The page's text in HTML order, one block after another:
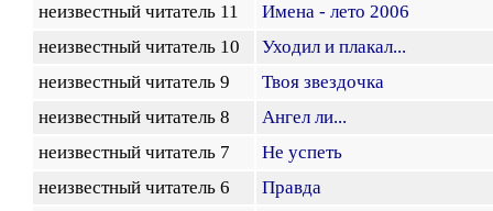
неизвестный читатель 11
Имена - лето 2006
неизвестный читатель 10
Уходил и плакал...
неизвестный читатель 9
Твоя звездочка
неизвестный читатель 8
Ангел ли...
неизвестный читатель 7
Не успеть
неизвестный читатель 6
Правда